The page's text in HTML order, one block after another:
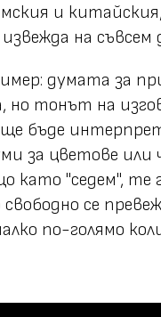
и
на съвсем
думата за
но тонът на
ще бъде
за цветове или
като "седем", те
се
по-голямо